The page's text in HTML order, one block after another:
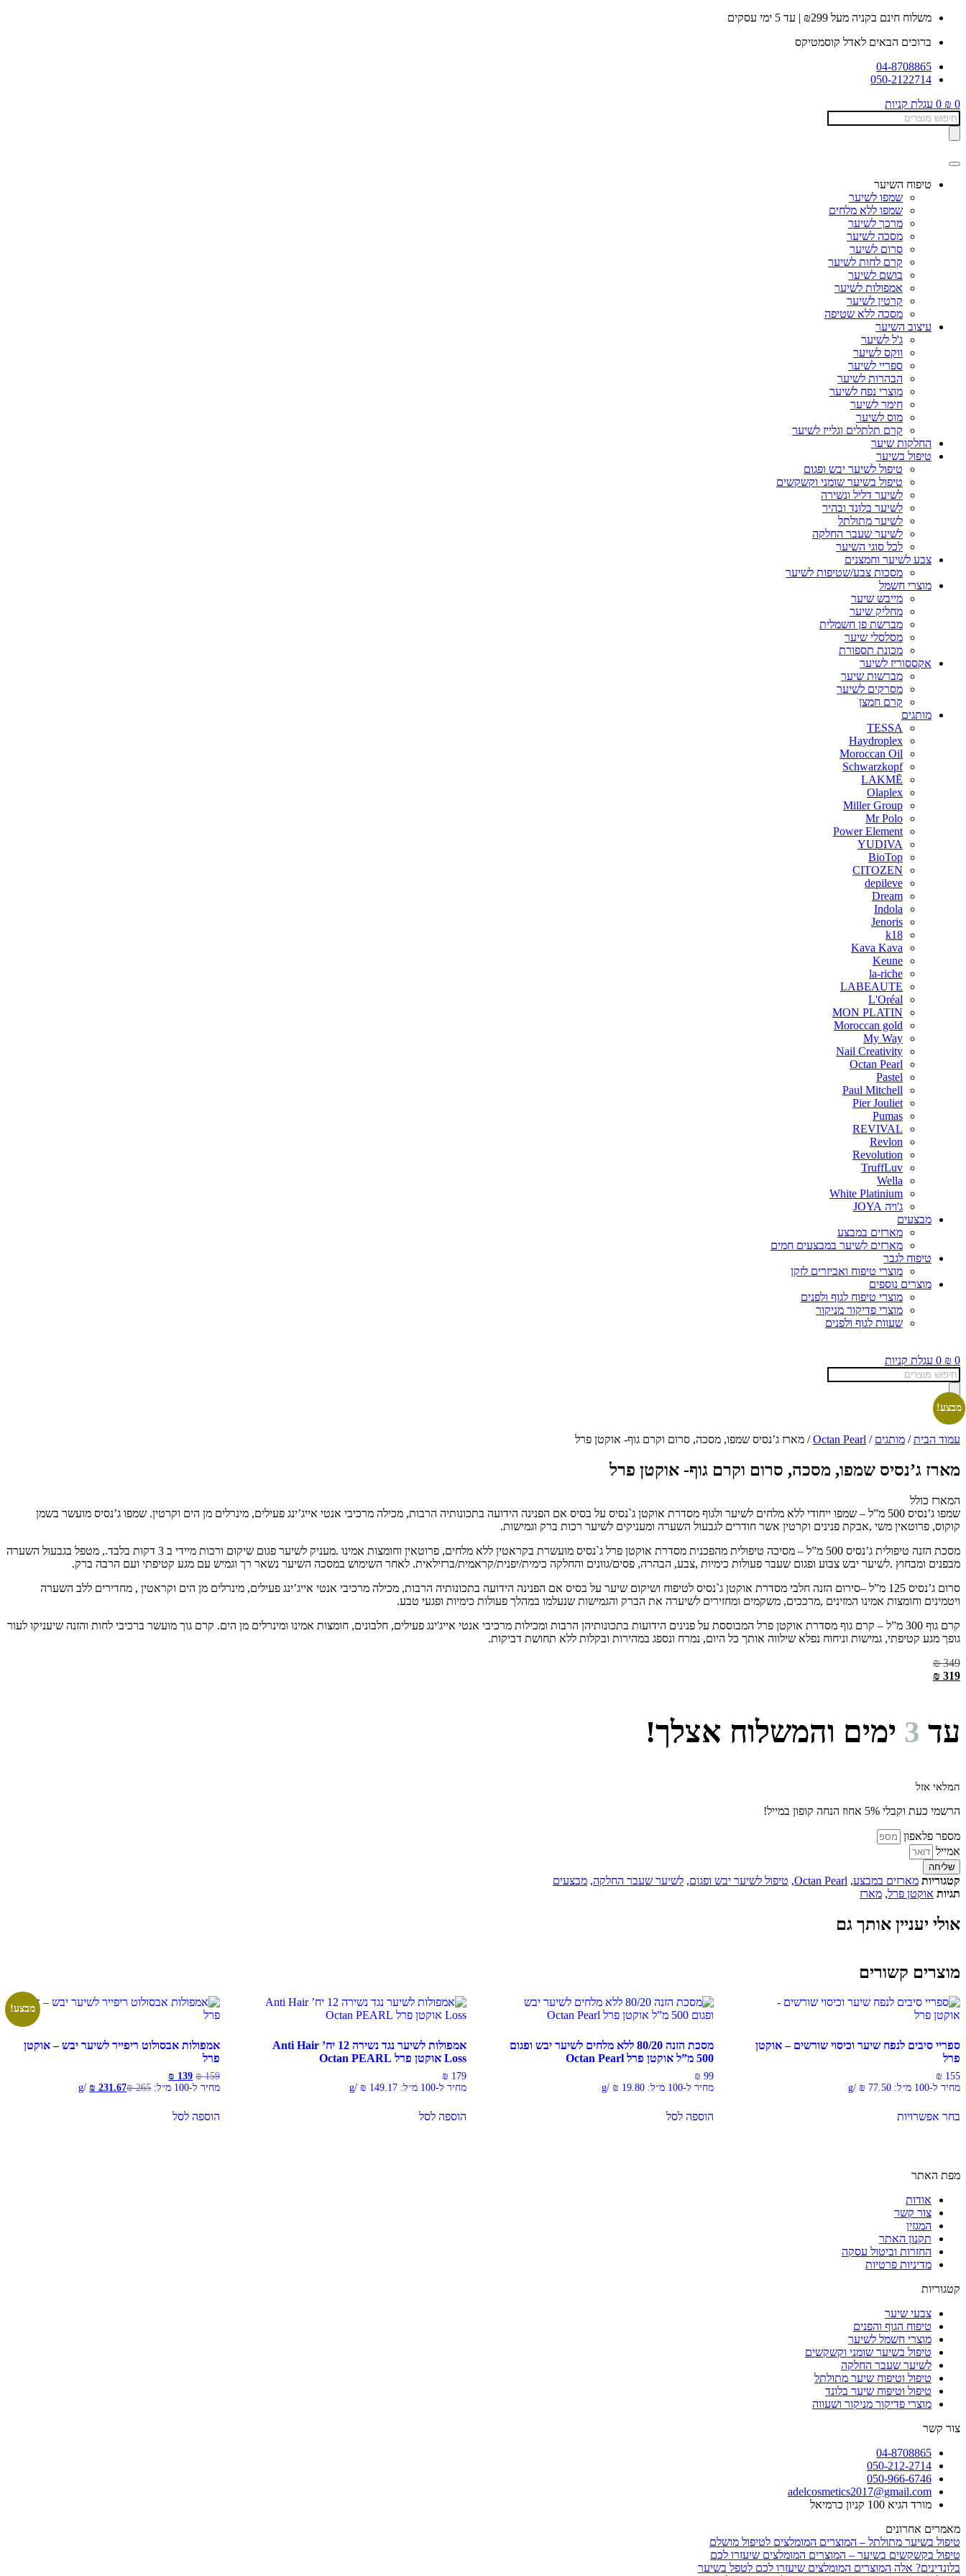
משלוח חינם בקניה מעל ₪299 | עד 5 ימי עסקים
ברוכים הבאים לאדל קוסמטיקס
04-8708865
050-2122714
₪ 0
0 עגלת קניות
Products
search
טיפוח השיער
שמפו לשיער
שמפו ללא מלחים
מרכך לשיער
מסכה לשיער
סרום לשיער
קרם לחות לשיער
בושם לשיער
אמפולות לשיער
קרטין לשיער
מסכה ללא שטיפה
עיצוב השיער
ג'ל לשיער
ווקס לשיער
ספריי לשיער
הבהרות לשיער
מוצרי נפח לשיער
חימר לשיער
מוס לשיער
קרם תלתלים וגלייז לשיער
החלקות שיער
טיפול בשיער
טיפול לשיער יבש ופגום
טיפול בשיער שומני וקשקשים
לשיער דליל ונשירה
לשיער בלונד ובהיר
לשיער מתולתל
לשיער שעבר החלקה
לכל סוגי השיער
צבע לשיער וחמצנים
מסכות צבע/שטיפות לשיער
מוצרי חשמל
מייבש שיער
מחליק שיער
מברשת פן חשמלית
מסלסלי שיער
מכונת תספורת
אקססוריז לשיער
מברשות שיער
מסרקים לשיער
קרם חמצן
מותגים
TESSA
Haydroplex
Moroccan Oil
Schwarzkopf
LAKMĒ
Olaplex
Miller Group
Mr Polo
Power Element
YUDIVA
BioTop
CITOZEN
depileve
Dream
Indola
Jenoris
k18
Kava Kava
Keune
la-riche
LABEAUTE
L'Oréal
MON PLATIN
Moroccan gold
My Way
Nail Creativity
Octan Pearl
Pastel
Paul Mitchell
Pier Jouliet
Pumas
REVIVAL
Revlon
Revolution
TruffLuv
Wella
White Platinium
ג'ויה JOYA
מבצעים
מארזים במבצע
מארזים לשיער במבצעים חמים
טיפוח לגבר
מוצרי טיפוח ואביזרים לזקן
מוצרים נוספים
מוצרי טיפוח לגוף ולפנים
מוצרי פדיקור מניקור
שעוות לגוף ולפנים
₪ 0
0 עגלת קניות
Products
search
מבצע!
עמוד הבית/ מותגים /
Octan Pearl/ מארז ג’נסיס שמפו, מסכה, סרום וקרם גוף- אוקטן פרל
מארז ג’נסיס שמפו, מסכה, סרום וקרם גוף- אוקטן פרל
המארז כולל
שמפו ג’נסיס 500 מ”ל – שמפו ייחודי ללא מלחים לשיער ולגוף מסדרת אוקטן ג`נסיס על בסיס אם הפנינה הידועה בתכונותיה הרבות, מכילה מרכיבי אנטי אייג’ינג פעילים, מינרלים מן הים וקרטין. שמפו ג’נסיס מועשר בשמן
קוקוס, פרוטאין משי ,אבקת פנינים וקרטין אשר חודרים לגבעול השערה ומעניקים לשיער רכות ברק וגמישות.
מסכת הזנה טיפולית ג’נסיס 500 מ”ל – מסיכה טיפולית מהפכנית מסדרת אוקטן פרל ג`נסיס מועשרת בקראטין ללא מלחים, פרוטאין וחומצות אמינו .מעניק לשיער פגום שיקום ורכות מיידי ב 3 דקות בלבד., מטפל בגבעול השערה
מבפנים ומבחוץ .לשיער יבש צבוע ופגום שעבר פעולות כימיות ,צבע, הבהרה, פסים/גוונים והחלקה כימית/יפנית/קראמית/ברזילאית. לאחר השימוש במסכה השיער נשאר רך וגמיש עם מגע קטיפתי ועם הרבה ברק.
סרום ג’נסיס 125 מ”ל –סירום הזנה חלבי מסדרת אוקטן ג`נסיס לטיפוח ושיקום שיער על בסיס אם הפנינה הידועה בתכונותיה הרבות, מכילה מרכיבי אנטי אייג’ינג פעילים, מינרלים מן הים וקראטין , מחדירים ללב השערה
ויטמינים וחומצות אמינו המזינים ,מרככים, משקמים ומחזירים לשיערה את הברק והגמישות שנעלמו במהלך פעולות כימיות ופגעי טבע.
קרם גוף 300 מ”ל – קרם גוף מסדרת אוקטן פרל המבוססת על פנינים הידועות בתכונותיהן הרבות ומכילות מרכיבי אנטי אייג'ינג פעילים, חלבונים, חומצות אמינו ומינרלים מן הים. קרם גוך מועשר ברכיבי לחות והזנה שיעניקו לעור
גופך מגע קטיפתי, גמישות וניחוח נפלא שילווה אותך כל היום, נמרח ונספג במהירות ובקלות ללא תחושת דביקות.
₪349
המחיר
₪ 319
₪ 319.
עד 3 ימים והמשלוח אצלך!
המלאי אזל
הרשמי כעת וקבלי 5% אחוז הנחה קופון במייל!
מספר פלאפון
אמייל
שליחה
קטגוריות מארזים במבצע,
Octan Pearl
, טיפול לשיער יבש ופגום, לשיער שעבר החלקה, מבצעים
תגיות אוקטן פרל, מארז
אולי יעניין אותך גם
מוצרים קשורים
ספריי סיבים לנפח שיער וכיסוי שורשים – אוקטן
פרל
₪ 155
מחיר ל-100 מ״ל:
₪ 77.50
/
g
בחר אפשרויותזה
האפשרויות
בעמוד
המוצר
מסכת הזנה 80/20 ללא מלחים לשיער יבש ופגום
500 מ”ל אוקטן פרל Octan Pearl
₪ 99
מחיר ל-100 מ״ל:
₪ 19.80
/
g
הוספה לסל
אמפולות לשיער נגד נשירה 12 יח’ Anti Hair
Loss אוקטן פרל Octan PEARL
₪ 179
מחיר ל-100 מ״ל:
₪ 149.17
/
g
הוספה לסל
מבצע!
אמפולות אבסולוט ריפייר לשיער יבש – אוקטן
פרל
₪159
המחיר
המקורי
₪ 159.
₪ 139
המחיר
הנוכחי
מחיר ל-100 מ״ל: ₪265
₪ 231.67
/
g
הוספה לסל
מפת האתר
אודות
צור קשר
המגזין
תקנון האתר
החזרות וביטול עסקה
מדיניות פרטיות
קטגוריות
צבעי שיער
טיפוח הגוף והפנים
מוצרי חשמל לשיער
טיפול בשיער שומני וקשקשים
לשיער שעבר החלקה
טיפול וטיפוח שיער מתולתל
טיפול וטיפוח שיער בלונד
מוצרי פדיקור מניקור ושעווה
צור קשר
04-8708865
050-212-2714
050-966-6746
adelcosmetics2017@gmail.com
מורד הגיא 100 קניון כרמיאל
מאמרים אחרונים
טיפול בשיער מתולתל – המוצרים המומלצים לטיפול מושלם
טיפול בקשקשים בשיער – המוצרים המומלצים שיעזרו לכם
בלונדינים? אלה המוצרים המומלצים שיעזרו לכם לטפל בשיער